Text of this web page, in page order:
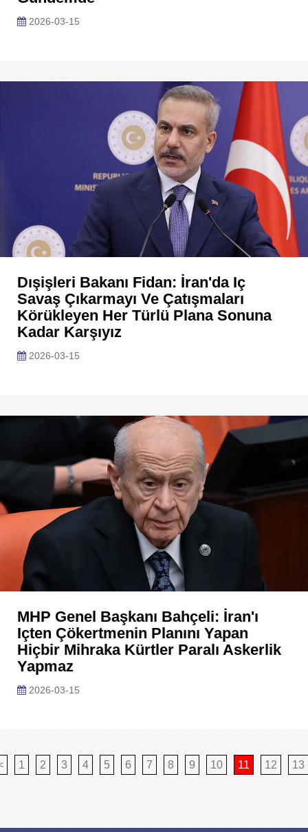
2026-03-15
Dışişleri Bakanı Fidan: İran'da Iç
Savaş Çıkarmayı Ve Çatışmaları
Körükleyen Her Türlü Plana Sonuna
Kadar Karşıyız
2026-03-15
MHP Genel Başkanı Bahçeli: İran'ı
Içten Çökertmenin Planını Yapan
Hiçbir Mihraka Kürtler Paralı Askerlik
Yapmaz
2026-03-15
1 2 3 4 5 6 7 8 9 10 11 12 13